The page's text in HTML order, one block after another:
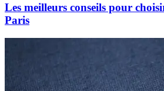
Les meilleurs conseils pour
Paris